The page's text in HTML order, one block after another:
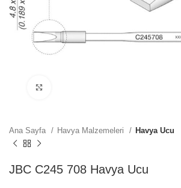
Ana Sayfa Havya Malzemeleri Havya Ucu
JBC C245 708 Havya Ucu